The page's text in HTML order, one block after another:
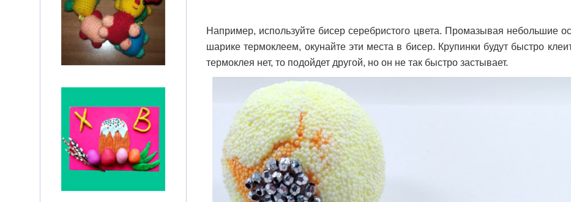
Например, используйте бисер серебристого цвета. Промазывая небольшие
шарике термоклеем, окунайте эти места в бисер. Крупинки будут быстро
термоклея нет, то подойдет другой, но он не так быстро застывает.